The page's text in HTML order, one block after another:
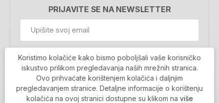
PRIJAVITE SE NA NEWSLETTER
Prihvaćam da se moji podaci spremaju u bazu
podataka i koriste u svrhu slanja MojaRijeka
newslettera
MOJARIJEKA NEWSLETTER
Koristimo kolačiće kako bismo poboljšali vaše korisničko
iskustvo prilikom pregledavanja naših mrežnih stranica.
Ovo prihvaćate korištenjem kolačića i daljnjim
pregledavanjem stranice. Detaljne informacije o korištenju
kolačića na ovoj stranici dostupne su klikom na više